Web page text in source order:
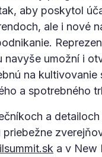
aby poskytol
ale i nové
navyše umožní i
na kultivovanie
a spotrebného
a
priebežne
a v New